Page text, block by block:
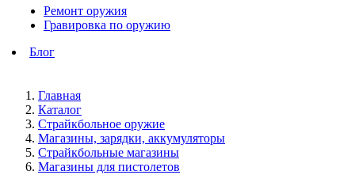
Ремонт оружия
Гравировка по оружию
Блог
Главная
Каталог
Страйкбольное оружие
Магазины, зарядки, аккумуляторы
Страйкбольные магазины
Магазины для пистолетов